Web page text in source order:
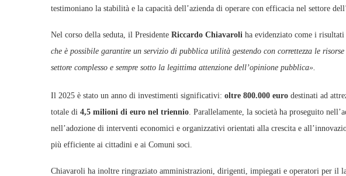
testimoniano la stabilità e la capacità dell’azienda di operare con efficacia nel settore
Nel corso della seduta, il Presidente Riccardo Chiavaroli ha evidenziato come i
che è possibile garantire un servizio di pubblica utilità gestendo con correttezza le
settore complesso e sempre sotto la legittima attenzione dell’opinione pubblica».
Il 2025 è stato un anno di investimenti significativi: oltre 800.000 euro destinati ad
totale di 4,5 milioni di euro nel triennio. Parallelamente, la società ha proseguito
nell’adozione di interventi economici e organizzativi orientati alla crescita e
più efficiente ai cittadini e ai Comuni soci.
Chiavaroli ha inoltre ringraziato amministrazioni, dirigenti, impiegati e operatori per il